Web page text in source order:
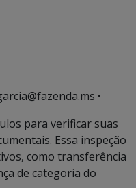
•
para verificar suas
Essa inspeção
como transferência
de categoria do